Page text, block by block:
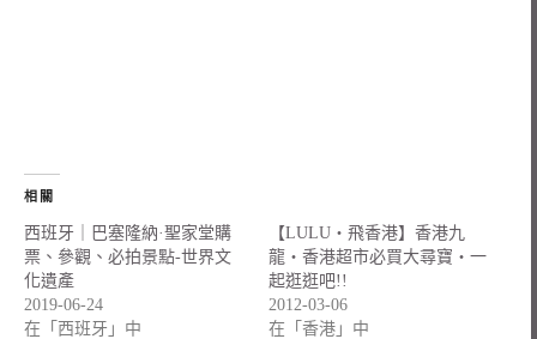
相關
西班牙｜巴塞隆納·聖家堂購
票、參觀、必拍景點-世界文
化遺產
2019-06-24
在「西班牙」中
【LULU‧飛香港】香港九
龍‧香港超市必買大尋寶‧一
起逛逛吧!!
2012-03-06
在「香港」中